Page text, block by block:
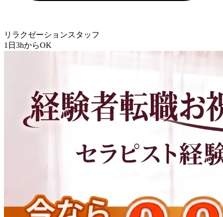
リラクゼーションスタッフ
1日3hからOK